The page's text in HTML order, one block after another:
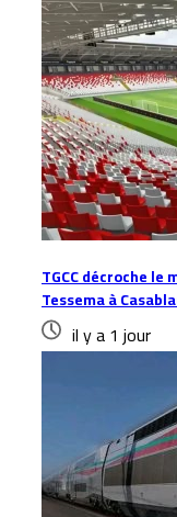
TGCC décroche
Tessema à
il y a 1 jour